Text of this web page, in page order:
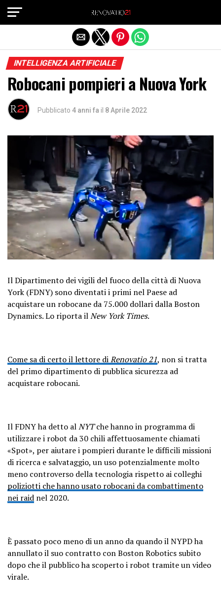
INTELLIGENZA ARTIFICIALE
Robocani pompieri a Nuova York
Pubblicato 4 anni fa il 8 Aprile 2022
Il Dipartimento dei vigili del fuoco della città di Nuova
York (FDNY) sono diventati i primi nel Paese ad
acquistare un robocane da 75.000 dollari dalla Boston
Dynamics. Lo riporta ilNew York Times.
Come sa di certo il lettore diRenovatio 21, non si tratta
del primo dipartimento di pubblica sicurezza ad
acquistare robocani.
Il FDNY ha detto alNYTche hanno in programma di
utilizzare i robot da 30 chili affettuosamente chiamati
«Spot», per aiutare i pompieri durante le difficili missioni
di ricerca e salvataggio, un uso potenzialmente molto
meno controverso della tecnologia rispetto ai colleghi
poliziotti che hanno usato robocani da combattimento
nei raid nel 2020.
È passato poco meno di un anno da quando il NYPD ha
annullato il suo contratto con Boston Robotics subito
dopo che il pubblico ha scoperto i robot tramite un video
virale.
Exit mobile version